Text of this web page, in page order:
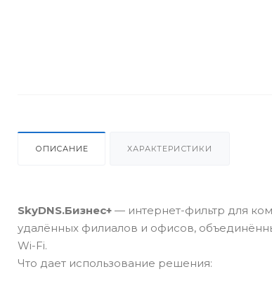
ОПИСАНИЕ ХАРАКТЕРИСТИКИ
SkyDNS.Бизнес+ — интернет-фильтр для
удалённых филиалов и офисов,
Wi-Fi.
Что дает использование решения: